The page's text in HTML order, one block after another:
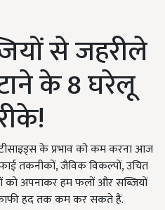
से जहरीले
के 8 घरेलू
के प्रभाव को कम करना आज
तकनीकों, जैविक विकल्पों, उचित
को अपनाकर हम फलों और सब्जियों
काफी हद तक कम कर सकते हैं.